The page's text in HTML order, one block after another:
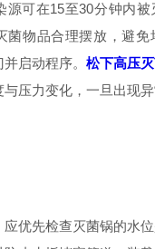
源可在15至30分钟内被
菌物品合理摆放，避
并启动程序。松下高压
压力变化，一旦出现
先检查灭菌锅的水位